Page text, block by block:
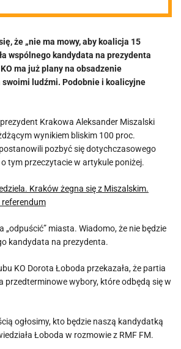
Są też
PiS i
Lewicy
że „nie ma mowy, aby koalicja 15
wspólnego kandydata na prezydenta
ma już plany na obsadzenie
swoimi ludźmi. Podobnie i koalicyjne
Krakowa Aleksander Miszalski
wynikiem bliskim 100 proc.
pozbyć się dotychczasowego
o tym przeczytacie w artykule poniżej.
Kraków żegna się z Miszalskim.
referendum
„odpuścić” miasta. Wiadomo, że nie będzie
kandydata na prezydenta.
KO Dorota Łoboda przekazała, że partia
przedterminowe wybory, które odbędą się w
ogłosimy, kto będzie naszą kandydatką
Łoboda w rozmowie z RMF FM.